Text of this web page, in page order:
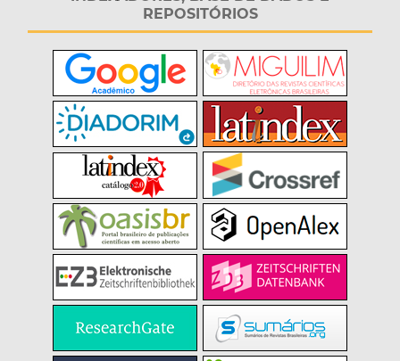
REPOSITÓRIOS